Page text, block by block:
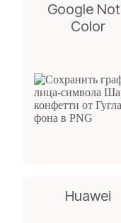
Google
Color
Huawei